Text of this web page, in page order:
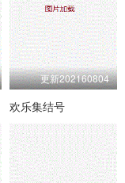
更新202160804
欢乐集结号